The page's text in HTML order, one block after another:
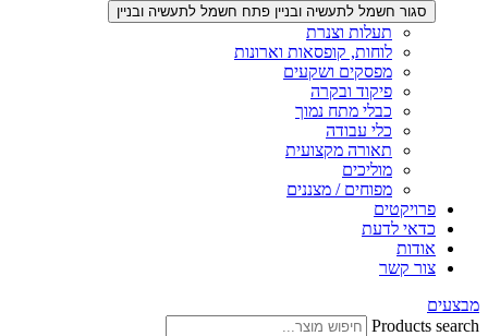
סגור חשמל לתעשיה ובניין פתח חשמל לתעשיה ובניין
תעלות וצנרת
לוחות, קופסאות וארונות
מפסקים ושקעים
פיקוד ובקרה
כבלי מתח נמוך
כלי עבודה
תאורה מקצועית
מוליכים
מפוחים / מצננים
פרויקטים
כדאי לדעת
אודות
צור קשר
מבצעים
Products search